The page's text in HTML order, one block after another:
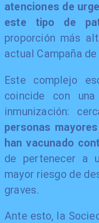
atenciones de
este tipo de
proporción más
actual Campaña de
Este complejo
coincide con
inmunización:
personas
han vacunado
de pertenecer a
mayor riesgo de
graves.
Ante esto, la